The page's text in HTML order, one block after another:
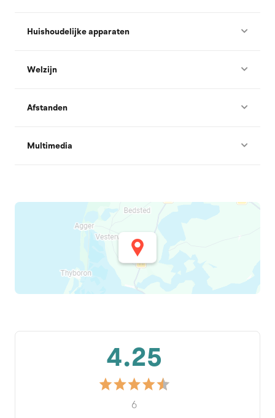
Huishoudelijke apparaten
Welzijn
Afstanden
Multimedia
4.25
6